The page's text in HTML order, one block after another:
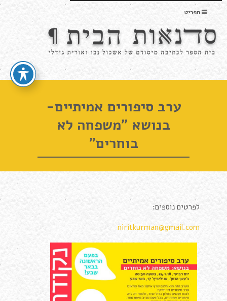
תפריט
ערב סיפורים אמיתיים-
בנושא "משפחה לא
בוחרים"
לפרטים נוספים:
niritkurman@gmail.com